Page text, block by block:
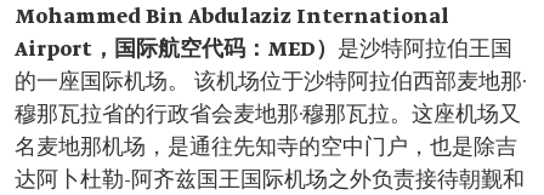
Mohammed Bin Abdulaziz International
Airport，国际航空代码：MED） 是沙特阿拉伯王国
的一座国际机场。 该机场位于沙特阿拉伯西部麦地那·
穆那瓦拉省的行政省会麦地那·穆那瓦拉。这座机场又
名麦地那机场，是通往先知寺的空中门户，也是除吉
达阿卜杜勒-阿齐兹国王国际机场之外负责接待朝觐和